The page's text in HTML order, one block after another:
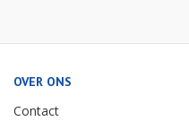
OVER ONS
Contact